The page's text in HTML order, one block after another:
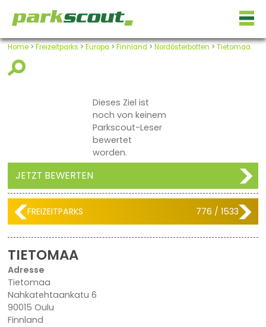
Home> Freizeitparks > Europa > Finnland > Nordösterbotten > Tietomaa
Dieses Ziel ist
noch von keinem
Parkscout-Leser
bewertet
worden.
JETZT BEWERTEN
FREIZEITPARKS 776 / 1533
TIETOMAA
Adresse
Tietomaa
Nahkatehtaankatu 6
90015 Oulu
Finnland